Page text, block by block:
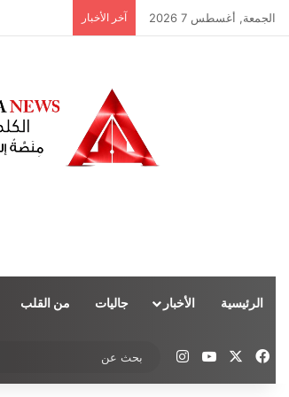
الجمعة, أغسطس 7 2026 آخر الأخبار
الرئيسية الأخبار جاليات من القلب
فيسبوك ‫YouTubeانستقرام